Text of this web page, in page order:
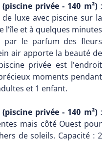
privée - 140 m²):
luxe avec piscine sur la
l'île et à quelques minutes
par le parfum des fleurs
air apporte la beauté de
privée est l'endroit
moments pendant
et 1 enfant.
privée - 140 m²):
mais côté Ouest pour
de soleils. Capacité : 2